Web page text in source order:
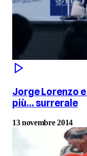
Jorge Lorenzo
più... surrerale
13 novembre 2014